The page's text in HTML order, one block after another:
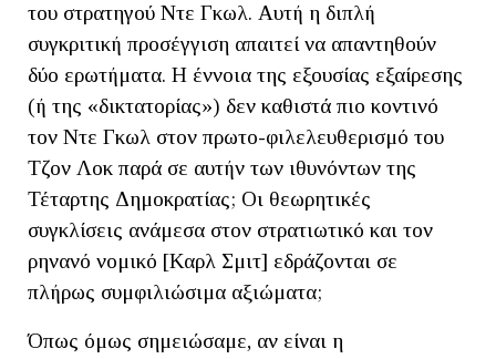
του στρατηγού Ντε Γκωλ. Αυτή η διπλή
συγκριτική προσέγγιση απαιτεί να απαντηθούν
δύο ερωτήματα. Η έννοια της εξουσίας εξαίρεσης
(ή της «δικτατορίας») δεν καθιστά πιο κοντινό
τον Ντε Γκωλ στον πρωτο-φιλελευθερισμό του
Τζον Λοκ παρά σε αυτήν των ιθυνόντων της
Τέταρτης Δημοκρατίας; Οι θεωρητικές
συγκλίσεις ανάμεσα στον στρατιωτικό και τον
ρηνανό νομικό [Καρλ Σμιτ] εδράζονται σε
πλήρως συμφιλιώσιμα αξιώματα;
Όπως όμως σημειώσαμε, αν είναι η